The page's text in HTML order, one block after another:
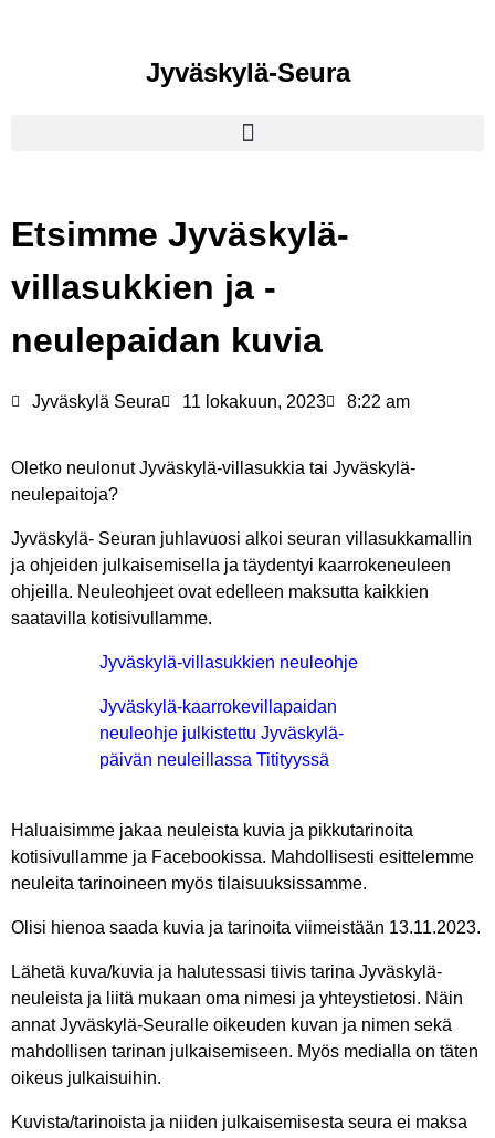
Jyväskylä-Seura
Etsimme Jyväskylä-
villasukkien ja -
neulepaidan kuvia
Jyväskylä Seura 11 lokakuun, 2023 8:22 am
Oletko neulonut Jyväskylä-villasukkia tai Jyväskylä-
neulepaitoja?
Jyväskylä- Seuran juhlavuosi alkoi seuran villasukkamallin
ja ohjeiden julkaisemisella ja täydentyi kaarrokeneuleen
ohjeilla. Neuleohjeet ovat edelleen maksutta kaikkien
saatavilla kotisivullamme.
Jyväskylä-villasukkien neuleohje
Jyväskylä-kaarrokevillapaidan
neuleohje julkistettu Jyväskylä-
päivän neuleillassa Titityyssä
Haluaisimme jakaa neuleista kuvia ja pikkutarinoita
kotisivullamme ja Facebookissa. Mahdollisesti esittelemme
neuleita tarinoineen myös tilaisuuksissamme.
Olisi hienoa saada kuvia ja tarinoita viimeistään 13.11.2023.
Lähetä kuva/kuvia ja halutessasi tiivis tarina Jyväskylä-
neuleista ja liitä mukaan oma nimesi ja yhteystietosi. Näin
annat Jyväskylä-Seuralle oikeuden kuvan ja nimen sekä
mahdollisen tarinan julkaisemiseen. Myös medialla on täten
oikeus julkaisuihin.
Kuvista/tarinoista ja niiden julkaisemisesta seura ei maksa